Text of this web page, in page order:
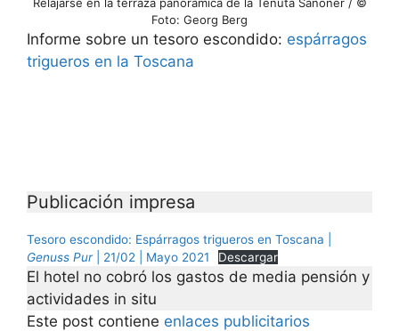
Relajarse en la terraza panorámica de la Tenuta Sanoner / ©
Foto: Georg Berg
Informe sobre un tesoro escondido: espárragos
trigueros en la Toscana
Publicación impresa
Tesoro escondido: Espárragos trigueros en Toscana |
Genuss Pur| 21/02 | Mayo 2021 Descargar
El hotel no cobró los gastos de media pensión y
actividades in situ
Este post contiene enlaces publicitarios